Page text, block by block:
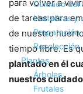
Cuidado del
Hortalizas y
Preparación
Recolección
Plantas
Árboles
Frutales
para volver a
de tareas para
de nuestro
tiempo libre. Es
plantado en él
nuestros